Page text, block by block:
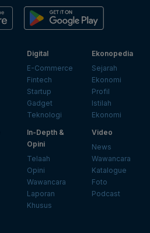
Digital
E-Commerce
Fintech
Startup
Gadget
Teknologi
Ekonopedia
Sejarah
Ekonomi
Profil
Istilah
Ekonomi
In-Depth &
Opini
Telaah
Opini
Wawancara
Laporan
Khusus
Video
News
Wawancara
Katalogue
Foto
Podcast